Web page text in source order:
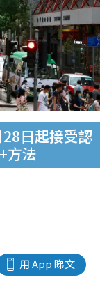
日起接受認
方法
用 App 睇文